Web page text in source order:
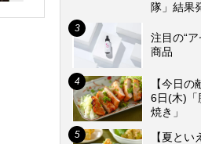
隊」結果
注目の“
商品
【今日
6日(木)「
焼き」
【夏と